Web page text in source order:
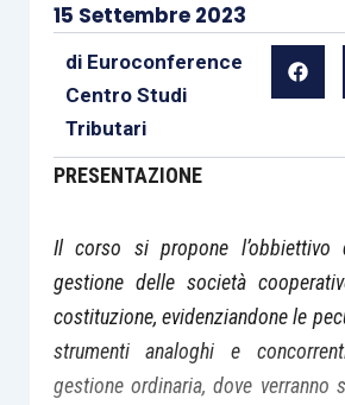
15 Settembre 2023
di Euroconference
Centro Studi
Tributari
PRESENTAZIONE
Il corso si propone l’obbiettivo
gestione delle società
costituzione, evidenziandone le
strumenti analoghi e
gestione ordinaria, dove verranno